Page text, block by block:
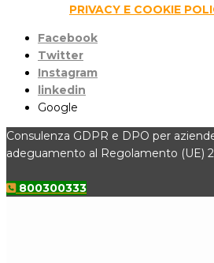
PRIVACY E COOKIE
Facebook
Twitter
Instagram
linkedin
Google
Consulenza GDPR e DPO per
adeguamento al Regolamento (UE)
800300333